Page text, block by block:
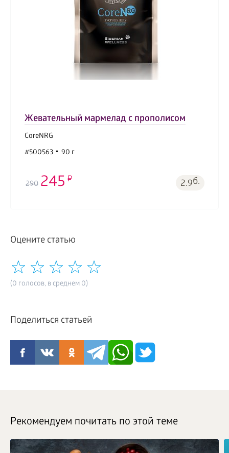
Жевательный мармелад с прополисом
CoreNRG
#500563
90 г
290 245 2.9б.
Оцените статью
(0 голосов, в среднем 0)
Поделиться статьей
Рекомендуем почитать по этой теме